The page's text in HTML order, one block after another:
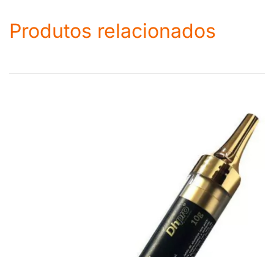
Produtos relacionados